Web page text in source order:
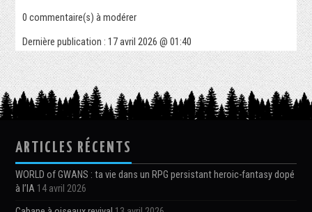
0 commentaire(s) à modérer
Dernière publication :17 avril 2026 @ 01:40
ARTICLES RÉCENTS
WORLD of GWANS : ta vie dans un RPG persistant heroic-fantasy dopé
à l’IA 14 avril 2026